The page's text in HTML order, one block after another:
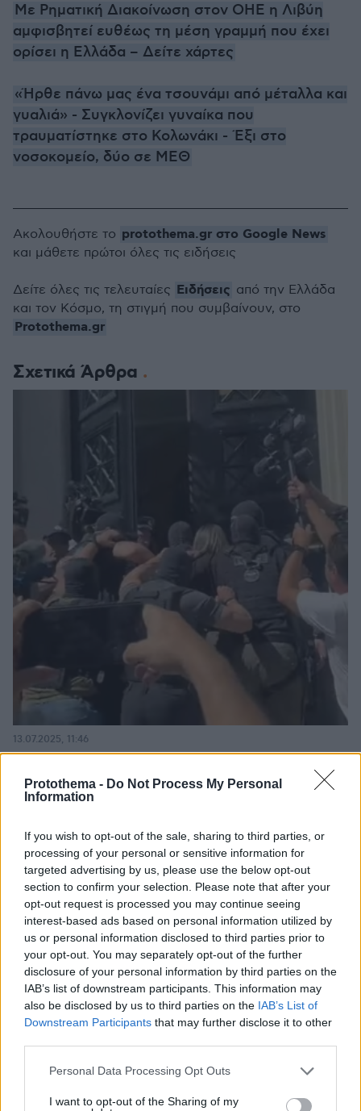
Protothema - Do Not Process My Personal
Information
If you wish to opt-out of the sale, sharing to third parties, or
processing of your personal or sensitive information for
targeted advertising by us, please use the below opt-out
section to confirm your selection. Please note that after your
opt-out request is processed you may continue seeing
interest-based ads based on personal information utilized by
us or personal information disclosed to third parties prior to
your opt-out. You may separately opt-out of the further
disclosure of your personal information by third parties on the
IAB’s list of downstream participants. This information may
also be disclosed by us to third parties on the IAB’s List of
Downstream Participants that may further disclose it to other
Please note that this website/app uses one or more Google
not limited to your visit or usage behaviour. You may click to
Personal Data Processing Opt Outs
I want to opt-out of the Sharing of my
Με Ρηματική Διακοίνωση στον ΟΗΕ η Λιβύη
αμφισβητεί ευθέως τη μέση γραμμή που έχει
ορίσει η Ελλάδα – Δείτε χάρτες
«Ήρθε πάνω μας ένα τσουνάμι από μέταλλα και
γυαλιά» - Συγκλονίζει γυναίκα που
τραυματίστηκε στο Κολωνάκι - Έξι στο
νοσοκομείο, δύο σε ΜΕΘ
Σχετικά Άρθρα
Η στιγμή που η Ειρήνη Μουρτζούκου φτάνει στα δικαστήρια
13.07.2025, 11:46
Ακολουθήστε το protothema.gr στο Google News
και μάθετε πρώτοι όλες τις ειδήσεις
Δείτε όλες τις τελευταίες Ειδήσεις από την Ελλάδα
και τον Κόσμο, τη στιγμή που συμβαίνουν, στο
Protothema.gr